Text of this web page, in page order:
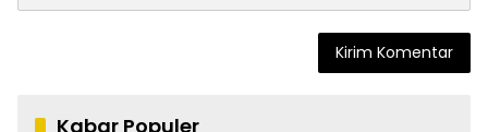
Kabar Populer